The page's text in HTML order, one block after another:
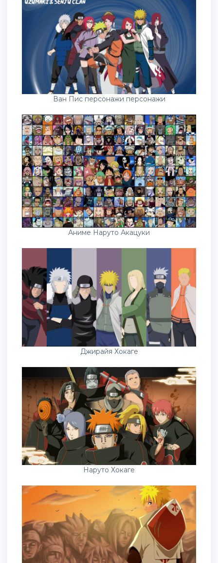
Ван Пис персонажи персонажи
Аниме Наруто Акацуки
Джирайя Хокаге
Наруто Хокаге